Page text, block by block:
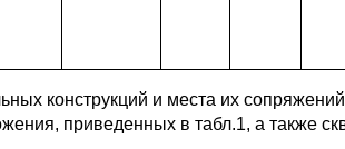
конструкций и места их
приведенных в табл.1, а также